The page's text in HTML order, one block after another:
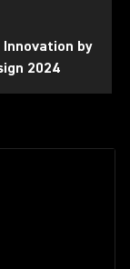
Innovation by
2024